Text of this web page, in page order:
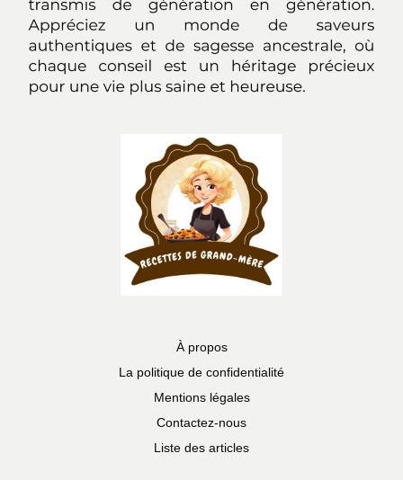
À propos
La politique de confidentialité
Mentions légales
Contactez-nous
Liste des articles